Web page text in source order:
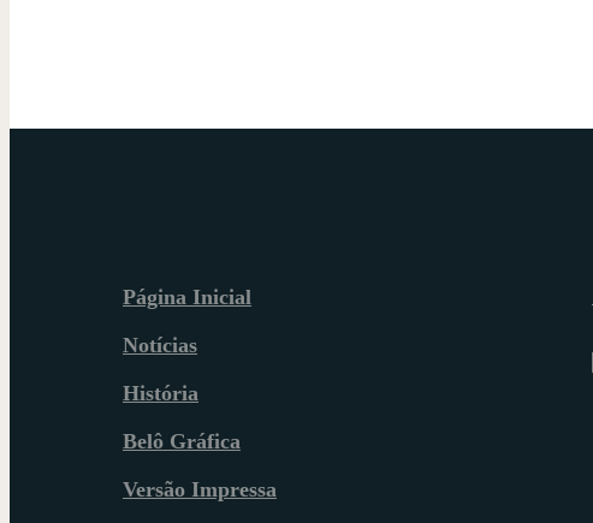
Página Inicial
Notícias
História
Belô Gráfica
Versão Impressa